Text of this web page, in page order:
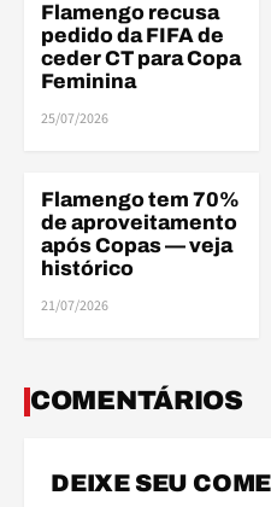
COPA DO MUNDO
Flamengo recusa
pedido da FIFA de
ceder CT para Copa
Feminina
25/07/2026
BRASILEIRÃO
Flamengo tem 70%
de aproveitamento
após Copas — veja
histórico
21/07/2026
COMENTÁRIOS
DEIXE SEU